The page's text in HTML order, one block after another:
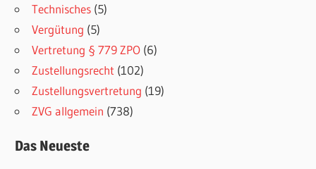
Technisches (5)
Vergütung (5)
Vertretung § 779 ZPO (6)
Zustellungsrecht (102)
Zustellungsvertretung (19)
ZVG allgemein (738)
Das Neueste